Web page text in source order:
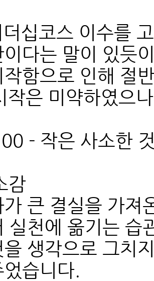
십코스 이수를
다는 말이 있듯
함으로 인해 절
은 미약하였으
- 작은 사소한
감
큰 결실을 가져
실천에 옮기는 습
생각으로 그치
습니다.